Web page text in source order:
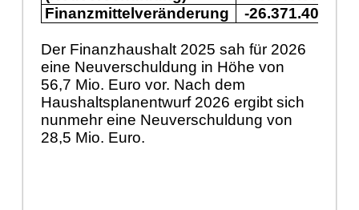
Finanzmittelveränderung
-26.371.400
Der Finanzhaushalt 2025 sah für 2026
eine Neuverschuldung in Höhe von
56,7 Mio. Euro vor. Nach dem
Haushaltsplanentwurf 2026 ergibt sich
nunmehr eine Neuverschuldung von
28,5 Mio. Euro.